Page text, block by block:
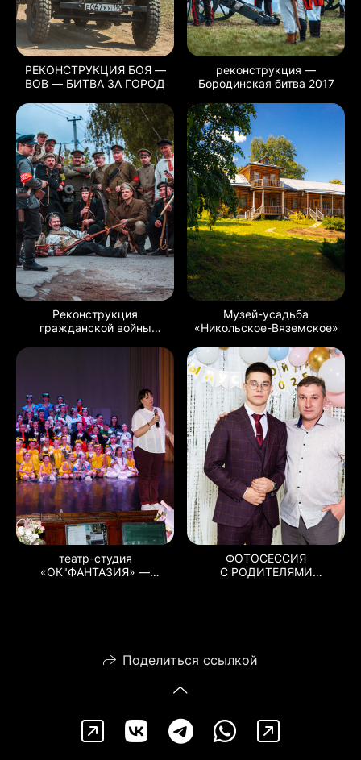
РЕКОНСТРУКЦИЯ БОЯ —
ВОВ — БИТВА ЗА ГОРОД
реконструкция —
Бородинская битва 2017
Реконструкция
гражданской войны
Музей-усадьба
«Никольское-Вяземское»
театр-студия
«ОК"ФАНТАЗИЯ» —
ФОТОСЕССИЯ
С РОДИТЕЛЯМИ
Поделиться ссылкой